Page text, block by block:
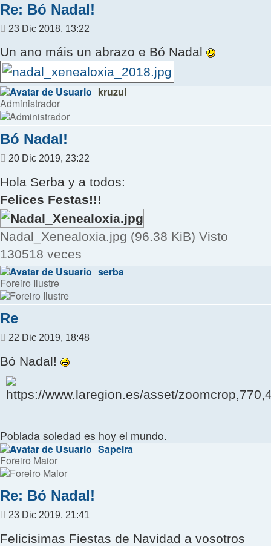
Re: Bó Nadal!
Mensaje
23 Dic 2018, 13:22
Un ano máis un abrazo e Bó Nadal
kruzul
Administrador
Bó Nadal!
Mensaje
20 Dic 2019, 23:22
Hola Serba y a todos:
Felices Festas!!!
Nadal_Xenealoxia.jpg (96.38 KiB) Visto
130518 veces
serba
Foreiro Ilustre
Re
Mensaje
22 Dic 2019, 18:48
Bó Nadal!
Poblada soledad es hoy el mundo.
Sapeira
Foreiro Maior
Re: Bó Nadal!
Mensaje
23 Dic 2019, 21:41
Felicisimas Fiestas de Navidad a vosotros